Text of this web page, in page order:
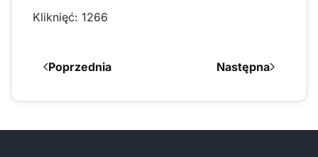
Kliknięć: 1266
Poprzednia Następna